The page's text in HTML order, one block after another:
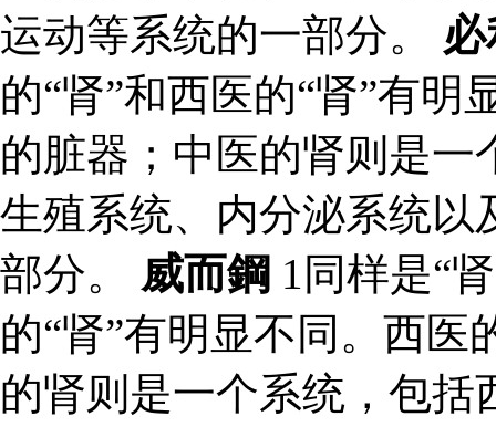
运动等系统的一部分。
的“肾”和西医的“肾”有
的脏器；中医的肾则是
生殖系统、内分泌系统以
部分。 威而鋼 1同样是“
的“肾”有明显不同。西
的肾则是一个系统，包